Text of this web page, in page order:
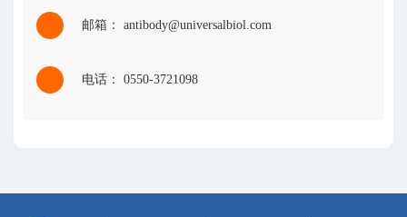
邮箱： antibody@universalbiol.com
电话： 0550-3721098